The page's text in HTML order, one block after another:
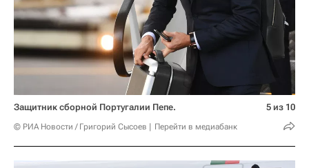
Защитник сборной Португалии Пепе.
© РИА Новости / Григорий Сысоев Перейти в медиабанк
5 из 10